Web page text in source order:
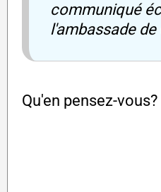
communiqué
l'ambassade de
Qu'en pensez-vous?